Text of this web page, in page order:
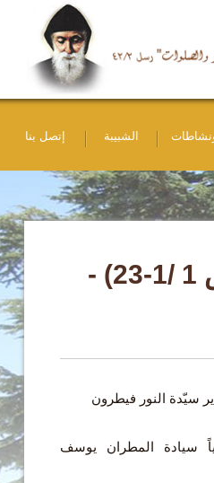
ونشاطات الشبيبة إتصل بنا
"حياتنا في المسيح، حياتنا لأجل المسيح" (أفسس 1 /1-23) -
سيّدة النور فيطرون
سيادة المطران يوسف